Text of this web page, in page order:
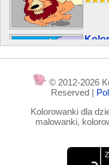
© 2012-2026
Reserved |
Kolorowanki dla
malowanki,